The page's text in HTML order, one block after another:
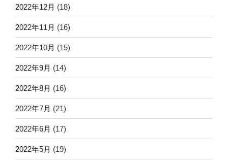
2022年12月 (18)
2022年11月 (16)
2022年10月 (15)
2022年9月 (14)
2022年8月 (16)
2022年7月 (21)
2022年6月 (17)
2022年5月 (19)